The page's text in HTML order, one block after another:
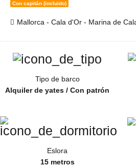
Con capitán (incluido)
Mallorca - Cala d'Or - Marina de
Tipo de barco
Alquiler de yates / Con patrón
Eslora
15 metros